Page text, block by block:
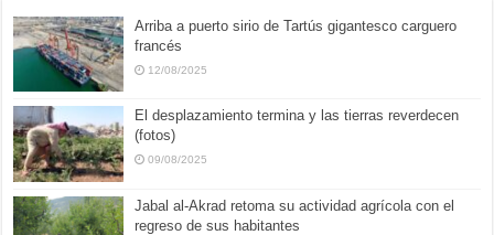
Arriba a puerto sirio de Tartús gigantesco carguero
francés
12/08/2025
El desplazamiento termina y las tierras reverdecen
(fotos)
09/08/2025
Jabal al-Akrad retoma su actividad agrícola con el
regreso de sus habitantes